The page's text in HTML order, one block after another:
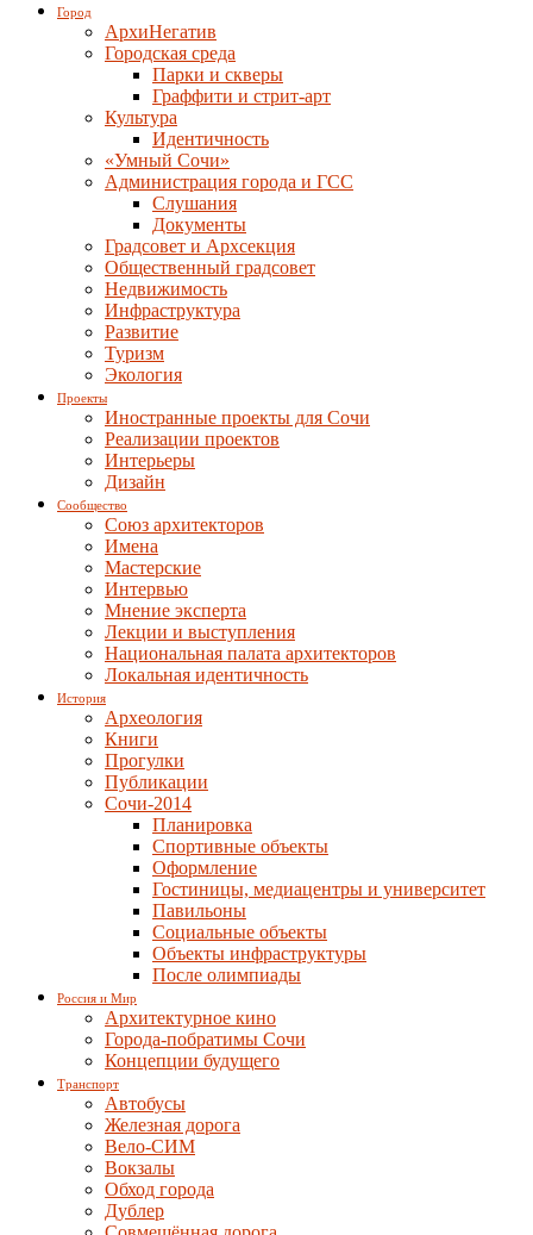
Город
АрхиНегатив
Городская среда
Парки и скверы
Граффити и стрит-арт
Культура
Идентичность
«Умный Сочи»
Администрация города и ГСС
Слушания
Документы
Градсовет и Архсекция
Общественный градсовет
Недвижимость
Инфраструктура
Развитие
Туризм
Экология
Проекты
Иностранные проекты для Сочи
Реализации проектов
Интерьеры
Дизайн
Сообщество
Союз архитекторов
Имена
Мастерские
Интервью
Мнение эксперта
Лекции и выступления
Национальная палата архитекторов
Локальная идентичность
История
Археология
Книги
Прогулки
Публикации
Сочи-2014
Планировка
Спортивные объекты
Оформление
Гостиницы, медиацентры и университет
Павильоны
Социальные объекты
Объекты инфраструктуры
После олимпиады
Россия и Мир
Архитектурное кино
Города-побратимы Сочи
Концепции будущего
Транспорт
Автобусы
Железная дорога
Вело-СИМ
Вокзалы
Обход города
Дублер